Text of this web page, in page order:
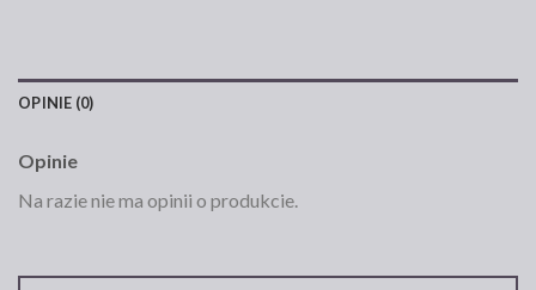
OPINIE (0)
Opinie
Na razie nie ma opinii o produkcie.